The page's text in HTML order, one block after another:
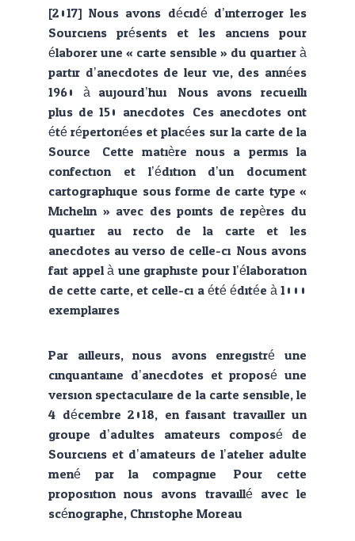
[2017] Nous avons décidé d’interroger les
Sourciens présents et les anciens pour
élaborer une « carte sensible » du quartier à
partir d’anecdotes de leur vie, des années
1960 à aujourd’hui. Nous avons recueilli
plus de 150 anecdotes. Ces anecdotes ont
été répertoriées et placées sur la carte de la
Source. Cette matière nous a permis la
confection et l’édition d’un document
cartographique sous forme de carte type «
Michelin » avec des points de repères du
quartier au recto de la carte et les
anecdotes au verso de celle-ci. Nous avons
fait appel à une graphiste pour l’élaboration
de cette carte, et celle-ci a été éditée à 1000
exemplaires.
Par ailleurs, nous avons enregistré une
cinquantaine d’anecdotes et proposé une
version spectaculaire de la carte sensible, le
4 décembre 2018, en faisant travailler un
groupe d’adultes amateurs composé de
Sourciens et d’amateurs de l’atelier adulte
mené par la compagnie. Pour cette
proposition nous avons travaillé avec le
scénographe, Christophe Moreau.